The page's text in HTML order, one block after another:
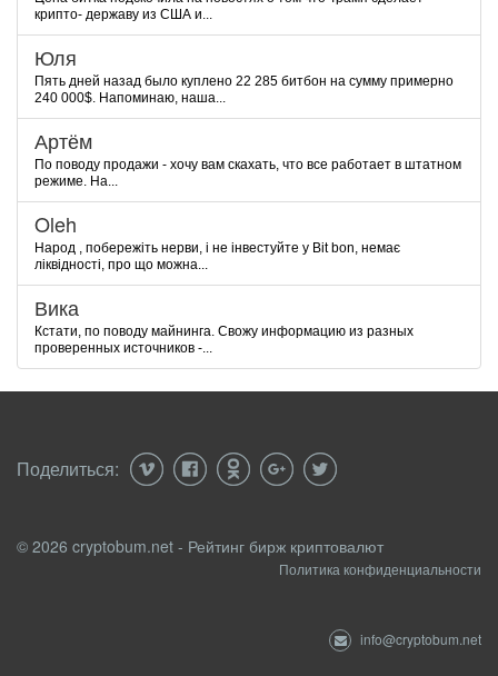
крипто- державу из США и...
Юля
Пять дней назад было куплено 22 285 битбон на сумму примерно
240 000$. Напоминаю, наша...
Артём
По поводу продажи - хочу вам скахать, что все работает в штатном
режиме. На...
Oleh
Народ , побережіть нерви, і не інвестуйте у Bit bon, немає
ліквідності, про що можна...
Вика
Кстати, по поводу майнинга. Свожу информацию из разных
проверенных источников -...
Поделиться:
© 2026 cryptobum.net - Рейтинг бирж криптовалют
Политика конфиденциальности
info@cryptobum.net